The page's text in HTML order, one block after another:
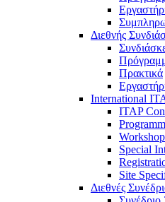
Διεθνής
Πρακτικά
International
ITAP
Special
Site
Διεθνές